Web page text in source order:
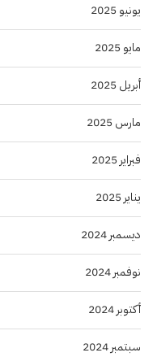
يونيو 2025
مايو 2025
أبريل 2025
مارس 2025
فبراير 2025
يناير 2025
ديسمبر 2024
نوفمبر 2024
أكتوبر 2024
سبتمبر 2024